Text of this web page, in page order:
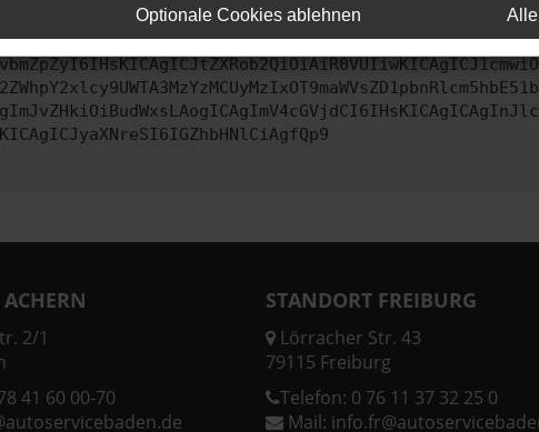
2/1
41 60 00-70
STANDORT FREIBURG
Lörracher Str. 43
79115 Freiburg
Telefon: 0 76 11 37 32 25 0
Mail:
Optionale Cookies ablehnen